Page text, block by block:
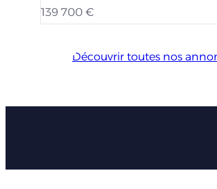
139 700 €
Découvrir toutes nos